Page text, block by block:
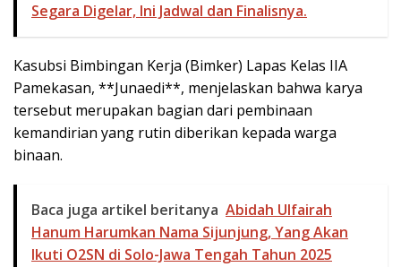
Segara Digelar, Ini Jadwal dan Finalisnya.
Kasubsi Bimbingan Kerja (Bimker) Lapas Kelas IIA
Pamekasan, **Junaedi**, menjelaskan bahwa karya
tersebut merupakan bagian dari pembinaan
kemandirian yang rutin diberikan kepada warga
binaan.
Baca juga artikel beritanya Abidah Ulfairah
Hanum Harumkan Nama Sijunjung, Yang Akan
Ikuti O2SN di Solo-Jawa Tengah Tahun 2025